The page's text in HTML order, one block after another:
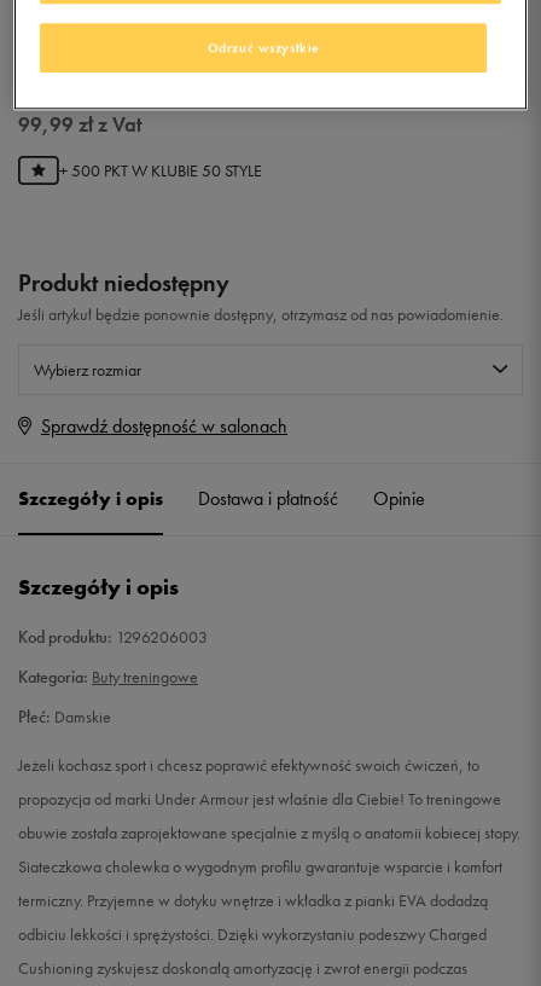
UNDER ARMOUR UA W
THREADBORNE PUSH TR
99,99 złz Vat
+ 500 PKT W KLUBIE 50 STYLE
Produkt niedostępny
Jeśli artykuł będzie ponownie dostępny, otrzymasz od nas powiadomienie.
Wybierz rozmiar
Rozmiary EU
37,5 23,5 cm
38,5 24,5 cm Powiadom o dostępności
39 25 cm
Powiadom o dostępności
40,5 26 cm Powiadom o dostępności
Sprawdź dostępność w salonach
Szczegóły i opis Dostawa i płatność Opinie
Szczegóły i opis
Kod produktu: 1296206003
Kategoria: Buty treningowe
Płeć: Damskie
Jeżeli kochasz sport i chcesz poprawić efektywność swoich ćwiczeń, to
propozycja od marki Under Armour jest właśnie dla Ciebie! To treningowe
obuwie została zaprojektowane specjalnie z myślą o anatomii kobiecej stopy.
Siateczkowa cholewka o wygodnym profilu gwarantuje wsparcie i komfort
termiczny. Przyjemne w dotyku wnętrze i wkładka z pianki EVA dodadzą
odbiciu lekkości i sprężystości. Dzięki wykorzystaniu podeszwy Charged
Cushioning zyskujesz doskonałą amortyzację i zwrot energii podczas
Odrzuć wszystkie